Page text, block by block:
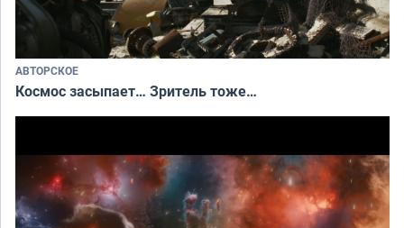
АВТОРСКОЕ
Космос засыпает… Зритель тоже…